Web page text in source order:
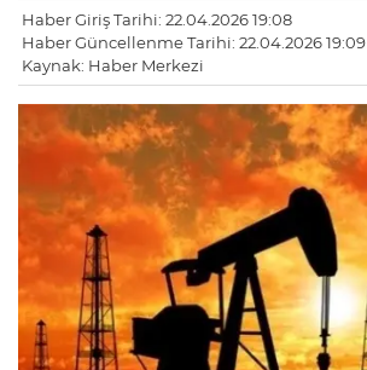
Haber Giriş Tarihi: 22.04.2026 19:08
Haber Güncellenme Tarihi: 22.04.2026 19:09
Kaynak: Haber Merkezi